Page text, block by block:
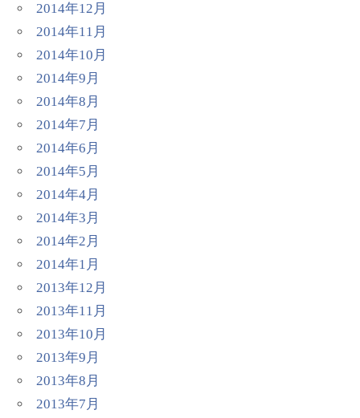
2014年12月
2014年11月
2014年10月
2014年9月
2014年8月
2014年7月
2014年6月
2014年5月
2014年4月
2014年3月
2014年2月
2014年1月
2013年12月
2013年11月
2013年10月
2013年9月
2013年8月
2013年7月